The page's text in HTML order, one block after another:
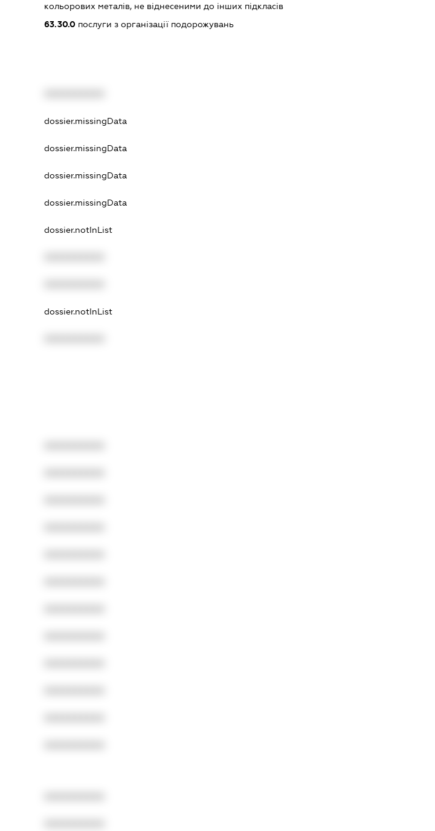
кольорових металів, не віднесеними до інших підкласів
63.30.0 послуги з організації подорожувань
dossier.missingData
dossier.missingData
dossier.missingData
dossier.missingData
dossier.notInList
dossier.notInList